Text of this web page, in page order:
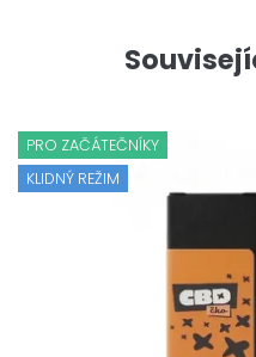
PRO ZAČÁTEČNÍKY
KLIDNÝ REŽIM